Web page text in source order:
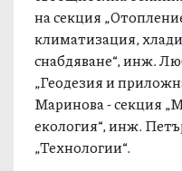
на секция
климатизация,
снабдяване“, инж.
„Геодезия и
Маринова - секция
екология“, инж.
„Технологии“.